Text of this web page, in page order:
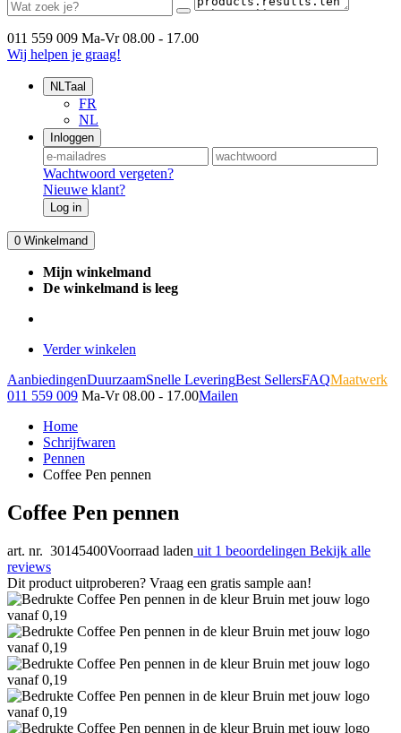
011 559 009 Ma-Vr 08.00 - 17.00
Wij helpen je graag!
NLTaal
FR
NL
Inloggen
Wachtwoord vergeten?
Nieuwe klant?
Log in
0 Winkelmand
Mijn winkelmand
De winkelmand is leeg
Verder winkelen
AanbiedingenDuurzaamSnelle LeveringBest SellersFAQMaatwerk
011 559 009 Ma-Vr 08.00 - 17.00Mailen
Home
Schrijfwaren
Pennen
Coffee Pen pennen
Coffee Pen pennen
art. nr. 30145400Voorraad laden uit 1 beoordelingen Bekijk alle
reviews
Dit product uitproberen? Vraag een gratis sample aan!